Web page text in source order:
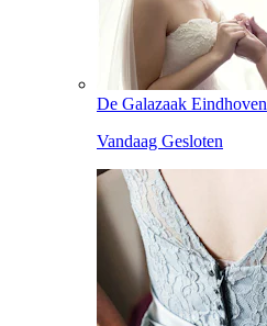
De Galazaak Eindhoven
Vandaag Gesloten